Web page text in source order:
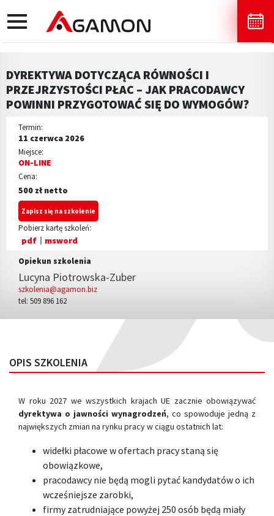
toggle
navigation
DYREKTYWA DOTYCZĄCA RÓWNOŚCI I
PRZEJRZYSTOŚCI PŁAC – JAK PRACODAWCY
POWINNI PRZYGOTOWAĆ SIĘ DO WYMOGÓW?
Termin:
11 czerwca 2026
Miejsce:
ON-LINE
Cena:
500 zł netto
Zapisz się na szkolenie
Pobierz kartę szkoleń:
pdf msword
Opiekun szkolenia
Lucyna Piotrowska-Zuber
szkolenia@agamon.biz
tel: 509 896 162
OPIS SZKOLENIA
W roku 2027 we wszystkich krajach UE zacznie obowiązywać
dyrektywa o jawności wynagrodzeń, co spowoduje jedną z
największych zmian na rynku pracy w ciągu ostatnich lat:
widełki płacowe w ofertach pracy staną się
obowiązkowe,
pracodawcy nie będą mogli pytać kandydatów o ich
wcześniejsze zarobki,
firmy zatrudniające powyżej 250 osób będą miały